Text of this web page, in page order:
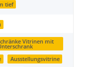
tief
Vitrinen mit
Ausstellungsvitrine